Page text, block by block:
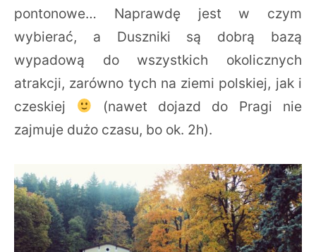
pontonowe… Naprawdę jest w czym
wybierać, a Duszniki są dobrą bazą
wypadową do wszystkich okolicznych
atrakcji, zarówno tych na ziemi polskiej, jak i
czeskiej
(nawet dojazd do Pragi nie
zajmuje dużo czasu, bo ok. 2h).